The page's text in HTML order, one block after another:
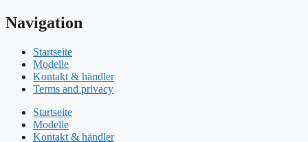
Navigation
Startseite
Modelle
Kontakt & händler
Terms and privacy
Startseite
Modelle
Kontakt & händler